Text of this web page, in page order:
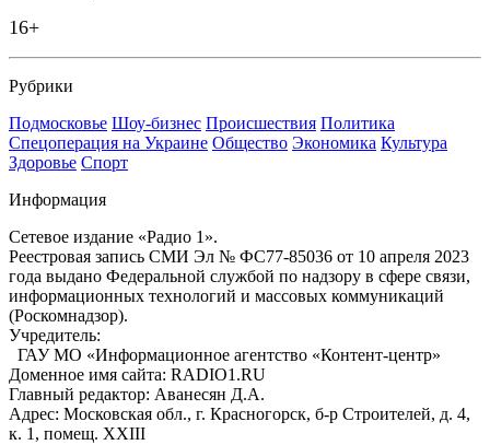
16+
Рубрики
Подмосковье Шоу-бизнес Происшествия Политика
Спецоперация на Украине Общество Экономика Культура
Здоровье Спорт
Информация
Сетевое издание «Радио 1».
Реестровая запись СМИ Эл № ФС77-85036 от 10 апреля 2023
года выдано Федеральной службой по надзору в сфере связи,
информационных технологий и массовых коммуникаций
(Роскомнадзор).
Учредитель:
ГАУ МО «Информационное агентство «Контент-центр»
Доменное имя сайта: RADIO1.RU
Главный редактор: Аванесян Д.А.
Адрес: Московская обл., г. Красногорск, б-р Строителей, д. 4,
к. 1, помещ. XXIII